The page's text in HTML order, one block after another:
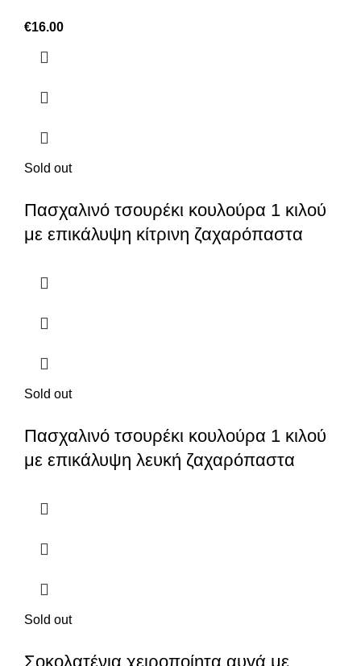
€16.00
Sold out
Πασχαλινό τσουρέκι κουλούρα 1 κιλού
με επικάλυψη κίτρινη ζαχαρόπαστα
Sold out
Πασχαλινό τσουρέκι κουλούρα 1 κιλού
με επικάλυψη λευκή ζαχαρόπαστα
Sold out
Σοκολατένια χειροποίητα αυγά με